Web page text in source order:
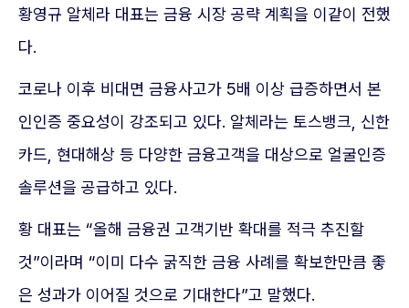
황영규 알체라 대표는 금융 시장 공략 계획을 이같이 전했
다.
코로나 이후 비대면 금융사고가 5배 이상 급증하면서 본
인인증 중요성이 강조되고 있다. 알체라는 토스뱅크, 신한
카드, 현대해상 등 다양한 금융고객을 대상으로 얼굴인증
솔루션을 공급하고 있다.
황 대표는 “올해 금융권 고객기반 확대를 적극 추진할
것”이라며 “이미 다수 굵직한 금융 사례를 확보한만큼 좋
은 성과가 이어질 것으로 기대한다”고 말했다.